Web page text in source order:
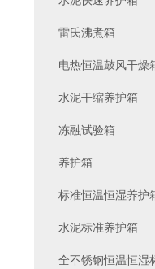
雷氏沸煮箱
电热恒温鼓风干燥
水泥干缩养护箱
冻融试验箱
养护箱
标准恒温恒湿养护
水泥标准养护箱
全不锈钢恒温恒湿